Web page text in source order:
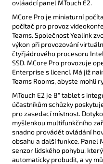
ovláadcí panel MTouch E2.
MCore Pro je miniaturní
počítač pro provoz
Teams. Společnost Yealink
výkon při provozování
čtyřjádrového procesoru
SSD. MCore Pro provozuje
Enterprise s licencí. Má již
Teams Rooms, abyste mohli
MTouch E2 je 8" tablet s
účastníkům schůzky
pro zasedací místnost.
myšlenkou multifunkčního
snadno provádět ovládání
obsahu a další funkce. Panel
senzor lidského pohybu,
automaticky probudit, a vy